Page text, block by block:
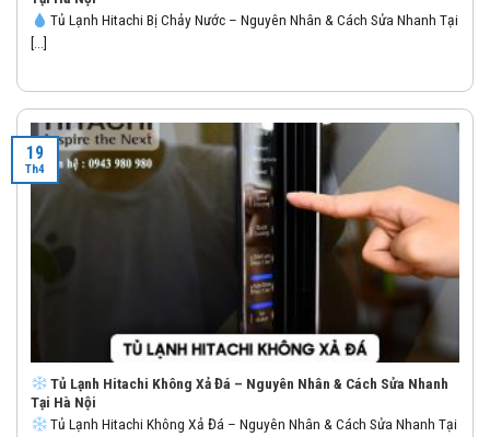
Tủ Lạnh Hitachi Bị Chảy Nước – Nguyên Nhân & Cách Sửa Nhanh Tại
[...]
Tủ Lạnh Hitachi Không Xả Đá – Nguyên Nhân & Cách Sửa Nhanh
Tại Hà Nội
Tủ Lạnh Hitachi Không Xả Đá – Nguyên Nhân & Cách Sửa Nhanh Tại
19
Th4